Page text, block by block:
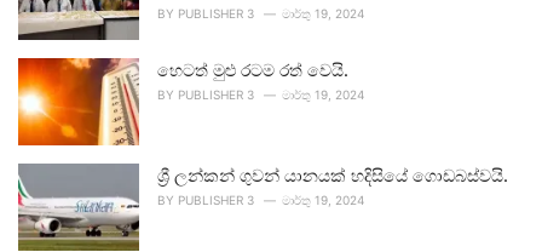
BY PUBLISHER 3 මාර්තු 19, 2024
හෙටත් මුළු රටම රත් වෙයි.
BY PUBLISHER 3 මාර්තු 19, 2024
ශ්‍රී ලන්කන් ගුවන් යානයක් හදිසියේ ගොඩබස්වයි.
BY PUBLISHER 3 මාර්තු 19, 2024